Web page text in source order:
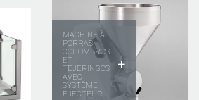
MACHINE À
PORRAS,
COHOMBROS
ET
TEJERINGOS
AVEC
SYSTÈME
EJECTEUR
+